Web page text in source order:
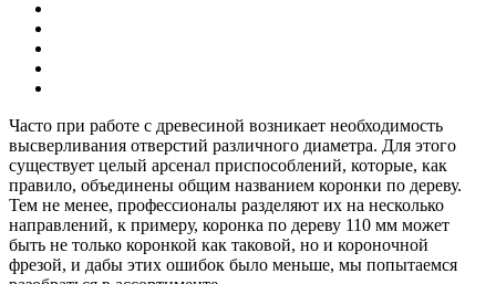
Часто при работе с древесиной возникает необходимость
высверливания отверстий различного диаметра. Для этого
существует целый арсенал приспособлений, которые, как
правило, объединены общим названием коронки по дереву.
Тем не менее, профессионалы разделяют их на несколько
направлений, к примеру, коронка по дереву 110 мм может
быть не только коронкой как таковой, но и короночной
фрезой, и дабы этих ошибок было меньше, мы попытаемся